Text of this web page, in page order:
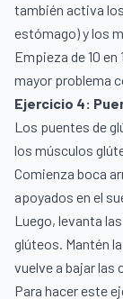
también activa
estómago) y los
Empieza de 10 en
mayor problema
Ejercicio 4:
Los puentes de
los músculos
Comienza boca
apoyados en el
Luego, levanta
glúteos. Mantén
vuelve a bajar las
Para hacer este